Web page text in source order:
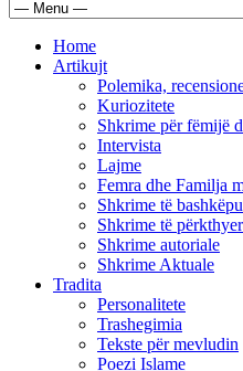
Home
Artikujt
Polemika,
Kuriozitete
Shkrime për fëmijë
Intervista
Lajme
Femra dhe Familja
Shkrime të
Shkrime të
Shkrime autoriale
Shkrime Aktuale
Tradita
Personalitete
Trashegimia
Tekste për mevludin
Poezi Islame